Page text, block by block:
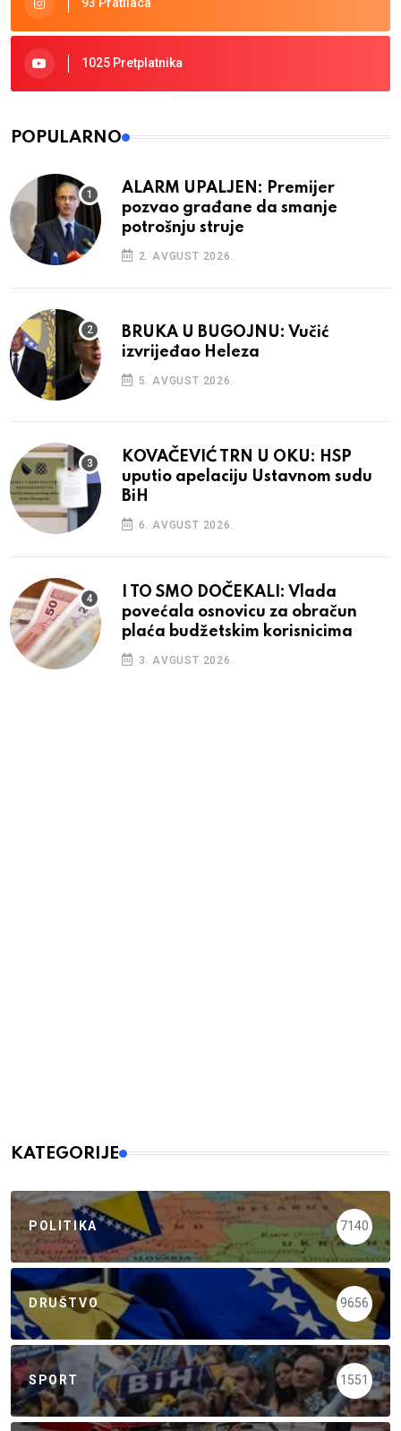
1025 Pretplatnika
POPULARNO
ALARM UPALJEN: Premijer
pozvao građane da smanje
potrošnju struje
2. AVGUST 2026.
BRUKA U BUGOJNU: Vučić
izvrijeđao Heleza
5. AVGUST 2026.
KOVAČEVIĆ TRN U OKU: HSP
uputio apelaciju Ustavnom sudu
BiH
6. AVGUST 2026.
I TO SMO DOČEKALI: Vlada
povećala osnovicu za obračun
plaća budžetskim korisnicima
3. AVGUST 2026.
KATEGORIJE
POLITIKA 7140
DRUŠTVO 9656
SPORT 1551